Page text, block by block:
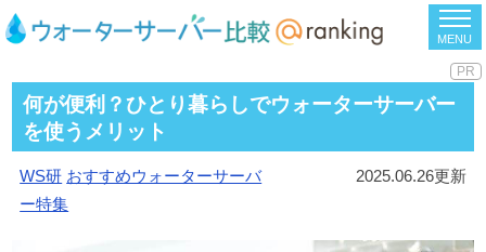
MENU
何が便利？ひとり暮らしでウォーターサーバー
を使うメリット
WS研 おすすめウォーターサーバ
ー特集
2025.06.26更新